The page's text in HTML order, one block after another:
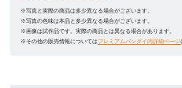
※写真と実際の商品は多少異なる場合がございます。
※写真の色味は本品と多少異なる場合がございます。
※画像は試作品です。実際の商品とは異なる場合があります。
※その他の販売情報についてはプレミアムバンダイ内詳細ページ